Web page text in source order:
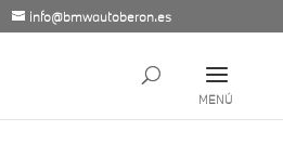
info@bmwautoberon.es